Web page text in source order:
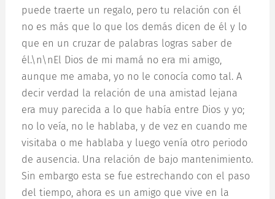
puede traerte un regalo, pero tu relación con él
no es más que lo que los demás dicen de él y lo
que en un cruzar de palabras logras saber de
él.\n\nEl Dios de mi mamá no era mi amigo,
aunque me amaba, yo no le conocía como tal. A
decir verdad la relación de una amistad lejana
era muy parecida a lo que había entre Dios y yo;
no lo veía, no le hablaba, y de vez en cuando me
visitaba o me hablaba y luego venía otro periodo
de ausencia. Una relación de bajo mantenimiento.
Sin embargo esta se fue estrechando con el paso
del tiempo, ahora es un amigo que vive en la